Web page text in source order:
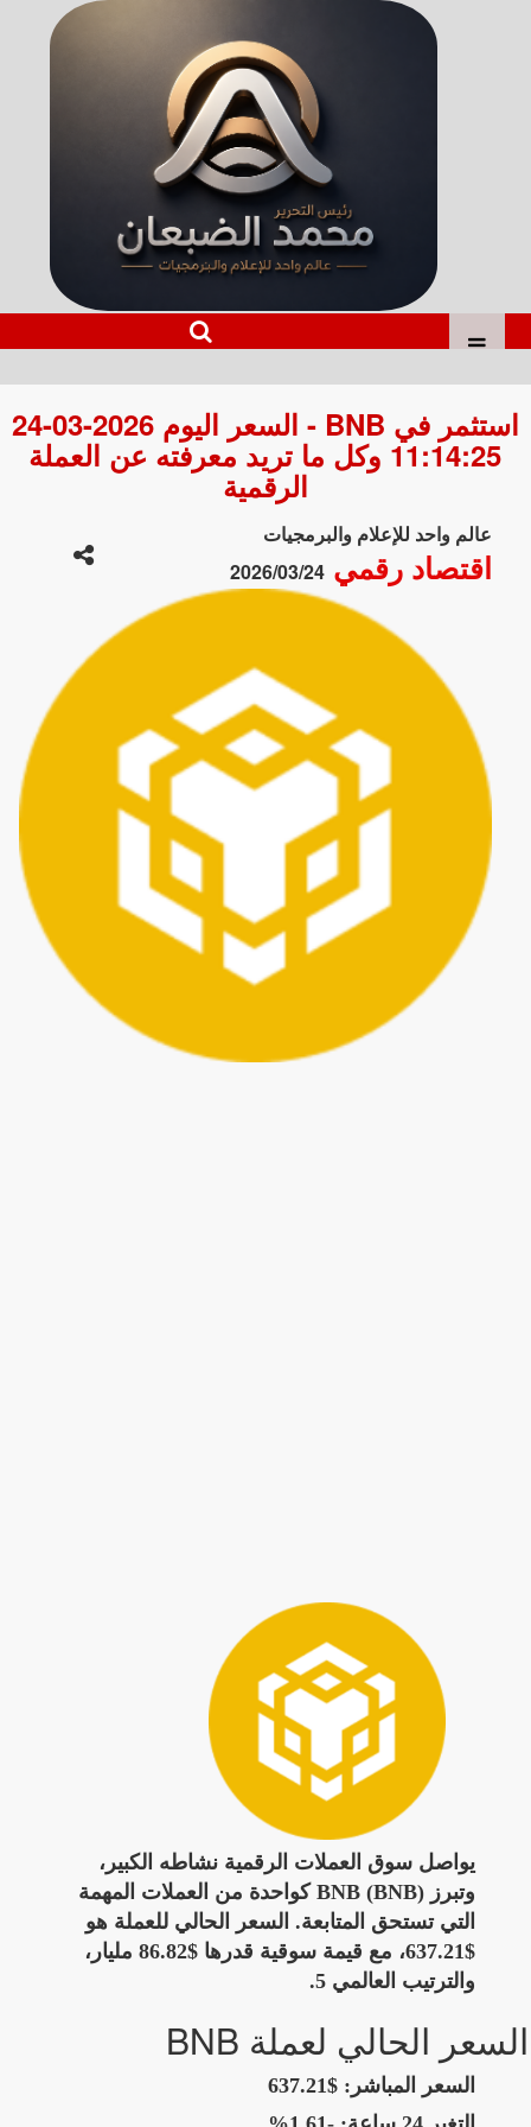
استثمر في BNB - السعر اليوم 2026-03-24
11:14:25 وكل ما تريد معرفته عن العملة
الرقمية
عالم واحد للإعلام والبرمجيات
اقتصاد رقمي2026/03/24
يواصل سوق العملات الرقمية نشاطه الكبير،
وتبرز BNB (BNB) كواحدة من العملات المهمة
التي تستحق المتابعة. السعر الحالي للعملة هو
$637.21، مع قيمة سوقية قدرها $86.82 مليار،
والترتيب العالمي 5.
السعر الحالي لعملة BNB
السعر المباشر: $637.21